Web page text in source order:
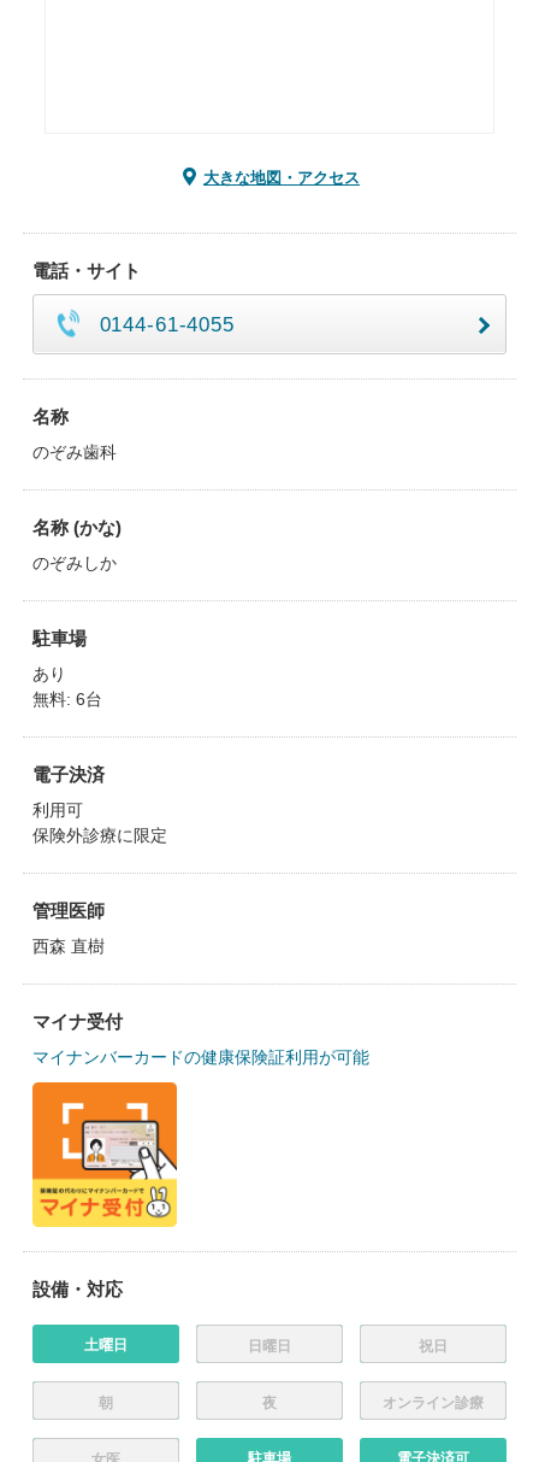
大きな地図・アクセス
電話・サイト
0144-61-4055
名称
のぞみ歯科
名称 (かな)
のぞみしか
駐車場
あり
無料: 6台
電子決済
利用可
保険外診療に限定
管理医師
西森 直樹
マイナ受付
マイナンバーカードの健康保険証利用が可能
設備・対応
土曜日 日曜日 祝日
朝 夜 オンライン診療
駐車場 電子決済可